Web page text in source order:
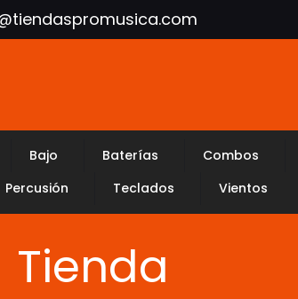
Bajo Baterías Combos
Percusión Teclados Vientos
Tienda